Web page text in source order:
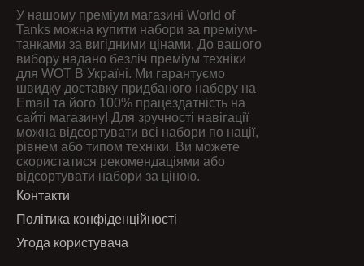
уровня World of Tanks
Leichter Kpz. 70 (K) — немецкий премиум лёгкий
танк IX уровня в игре «Мир танков», сочетающий
высокую скорость, отличную разведку и
хорошую мобильность.
Если вам нуженпремиум ЛТ IX уровня для
разведки и фланговых атак, Leichter Kpz. 70
(K) станет отличным выбором. Танк позволяет
быстро открывать позиции противника,
поддерживать союзников и контролировать
карту.
Преимущества Leichter Kpz. 70 (K):
У нашому преміум магазині World of
Tanks можна купити набори за преміум-
танками за вигідними цінами. До вашого
вибору надано безліч преміум техніки
для WOT В Україні. Ми гарантуємо
швидку доставку придбаного набору на
Email та його 100% працездатність на
сайті магазину! Для зручності навігації
можна відсортувати всі набори по нації,
рівнем або типом техніки. Ви можете
скористатися рекомендаціями або
відсортувати набори за ціною.
Контакти
Політика конфіденційності
Угода користувача